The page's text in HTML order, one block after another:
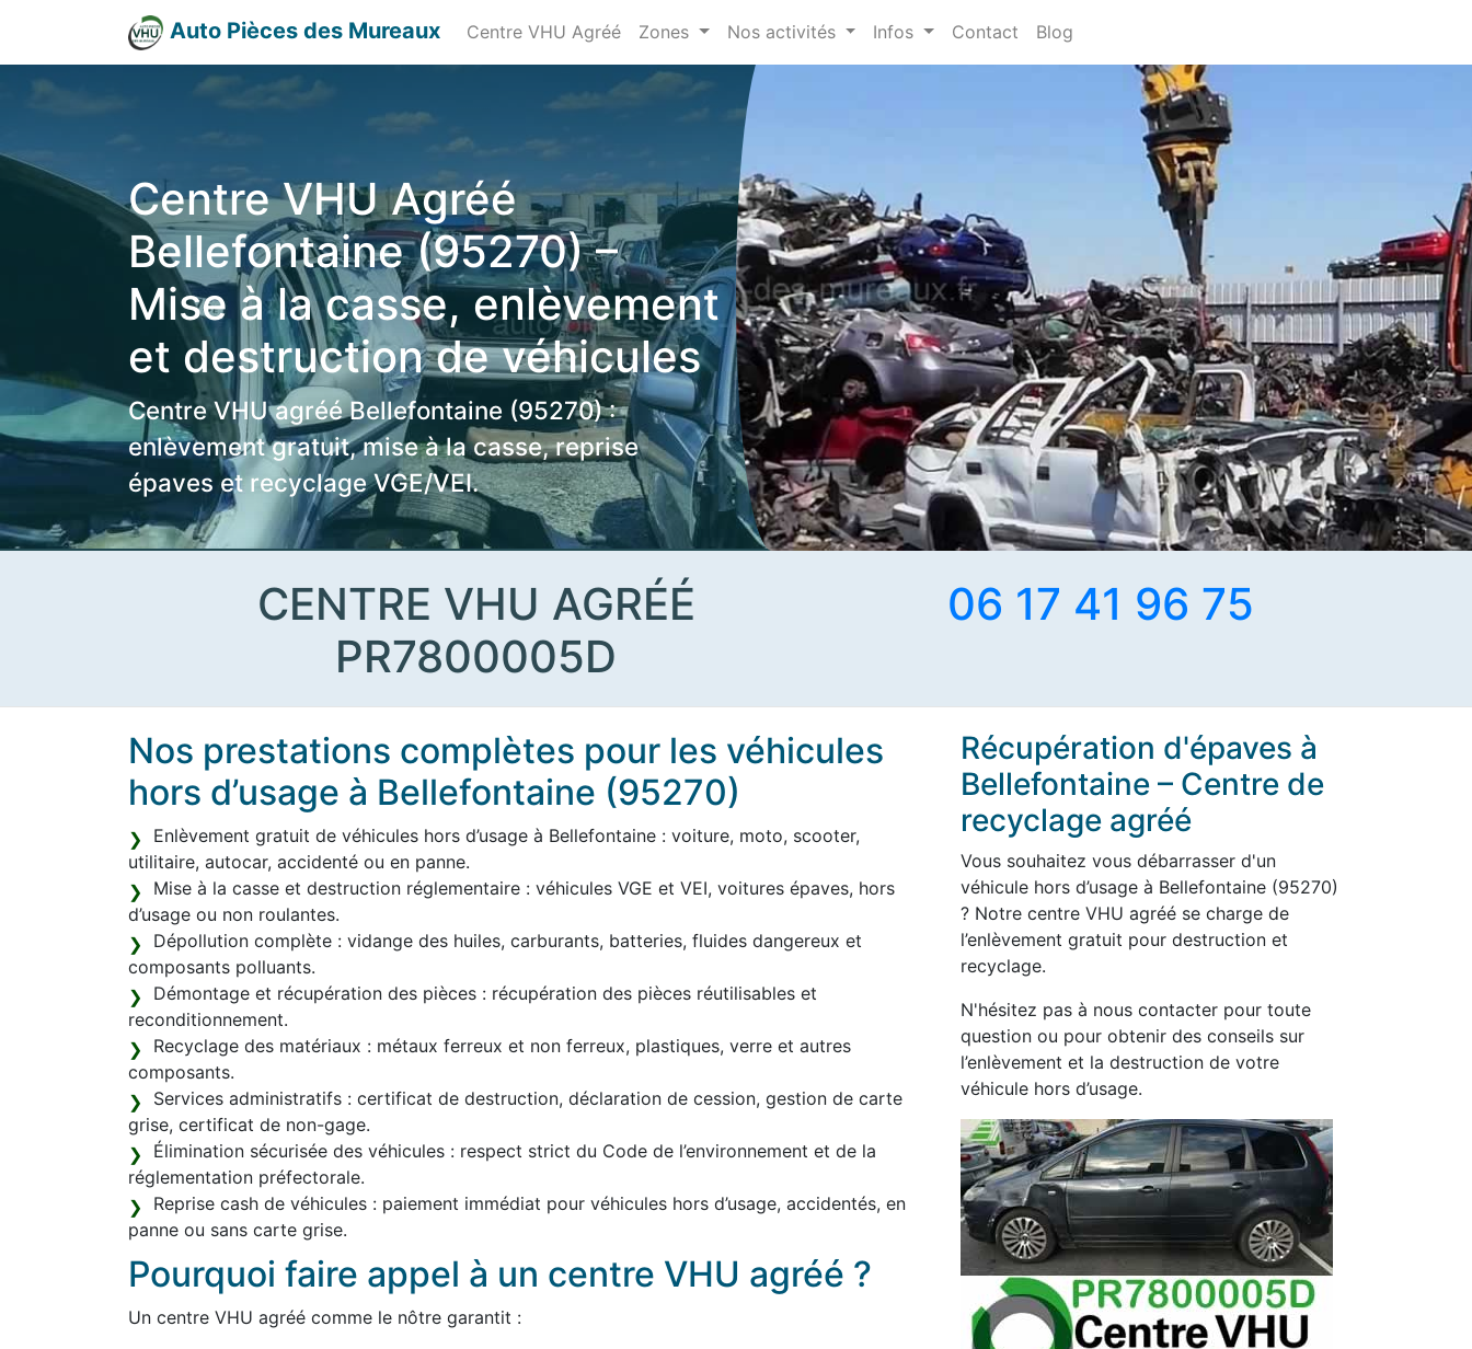
Auto Pièces des Mureaux Centre VHU Agréé Zones Nos activités Infos Contact Blog
Centre VHU Agréé
Bellefontaine (95270) –
Mise à la casse, enlèvement
et destruction de véhicules
Centre VHU agréé Bellefontaine (95270) :
enlèvement gratuit, mise à la casse, reprise
épaves et recyclage VGE/VEI.
CENTRE VHU AGRÉÉ
PR7800005D
06 17 41 96 75
Nos prestations complètes pour les véhicules
hors d’usage à Bellefontaine (95270)
Enlèvement gratuit de véhicules hors d’usage à Bellefontaine : voiture, moto, scooter,
utilitaire, autocar, accidenté ou en panne.
Mise à la casse et destruction réglementaire : véhicules VGE et VEI, voitures épaves, hors
d’usage ou non roulantes.
Dépollution complète : vidange des huiles, carburants, batteries, fluides dangereux et
composants polluants.
Démontage et récupération des pièces : récupération des pièces réutilisables et
reconditionnement.
Recyclage des matériaux : métaux ferreux et non ferreux, plastiques, verre et autres
composants.
Services administratifs : certificat de destruction, déclaration de cession, gestion de carte
grise, certificat de non-gage.
Élimination sécurisée des véhicules : respect strict du Code de l’environnement et de la
réglementation préfectorale.
Reprise cash de véhicules : paiement immédiat pour véhicules hors d’usage, accidentés, en
panne ou sans carte grise.
Pourquoi faire appel à un centre VHU agréé ?
Un centre VHU agréé comme le nôtre garantit :
Récupération d'épaves à
Bellefontaine – Centre de
recyclage agréé
Vous souhaitez vous débarrasser d'un
véhicule hors d’usage à Bellefontaine (95270)
? Notre centre VHU agréé se charge de
l’enlèvement gratuit pour destruction et
recyclage.
N'hésitez pas à nous contacter pour toute
question ou pour obtenir des conseils sur
l’enlèvement et la destruction de votre
véhicule hors d’usage.